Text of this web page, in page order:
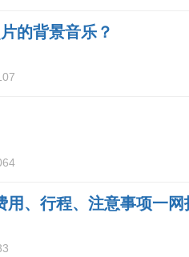
的背景音乐？
用、行程、注意事项一网